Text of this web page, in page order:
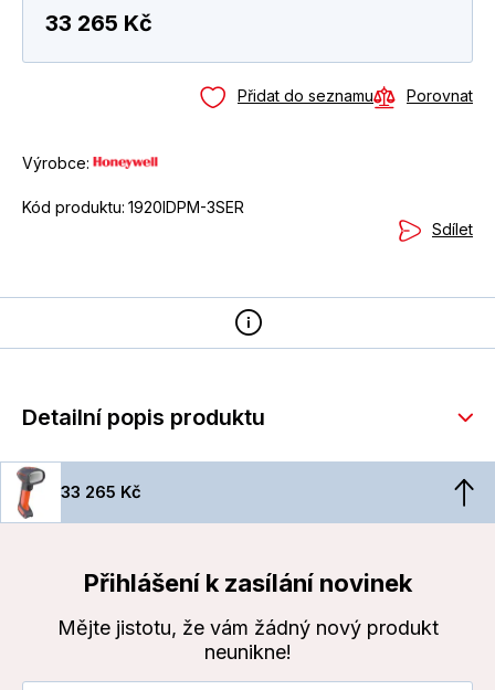
33 265 Kč
Přidat do seznamu Porovnat
Výrobce:
Kód produktu: 1920IDPM-3SER
Sdílet
Detailní popis produktu
33 265 Kč
Přihlášení k zasílání novinek
Mějte jistotu, že vám žádný nový produkt
neunikne!